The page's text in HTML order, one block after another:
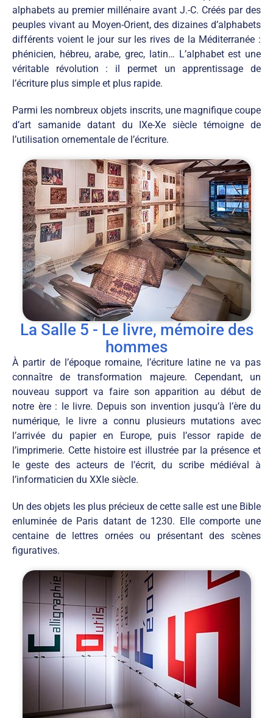
alphabets au premier millénaire avant J.-C. Créés par des
peuples vivant au Moyen-Orient, des dizaines d’alphabets
différents voient le jour sur les rives de la Méditerranée :
phénicien, hébreu, arabe, grec, latin… L’alphabet est une
véritable révolution : il permet un apprentissage de
l’écriture plus simple et plus rapide.
Parmi les nombreux objets inscrits, une magnifique coupe
d’art samanide datant du IXe-Xe siècle témoigne de
l’utilisation ornementale de l’écriture.
La Salle 5 - Le livre, mémoire des
hommes
À partir de l’époque romaine, l’écriture latine ne va pas
connaître de transformation majeure. Cependant, un
nouveau support va faire son apparition au début de
notre ère : le livre. Depuis son invention jusqu’à l’ère du
numérique, le livre a connu plusieurs mutations avec
l’arrivée du papier en Europe, puis l’essor rapide de
l’imprimerie. Cette histoire est illustrée par la présence et
le geste des acteurs de l’écrit, du scribe médiéval à
l’informaticien du XXIe siècle.
Un des objets les plus précieux de cette salle est une Bible
enluminée de Paris datant de 1230. Elle comporte une
centaine de lettres ornées ou présentant des scènes
figuratives.